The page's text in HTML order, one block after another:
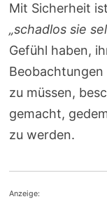
Mit Sicherheit
„schadlos sie
Gefühl haben,
zu müssen,
gemacht,
zu werden.
Anzeige: